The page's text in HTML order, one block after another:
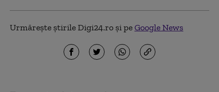
Urmărește știrile Digi24.ro și peGoogle News